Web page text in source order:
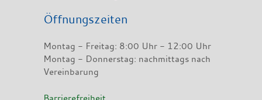
Öffnungszeiten
Montag - Freitag: 8:00 Uhr - 12:00 Uhr
Montag - Donnerstag: nachmittags nach
Vereinbarung
Barrierefreiheit